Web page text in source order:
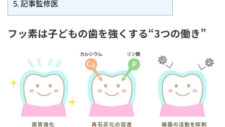
5.記事監修医
フッ素は子どもの歯を強くする“3つの働き”